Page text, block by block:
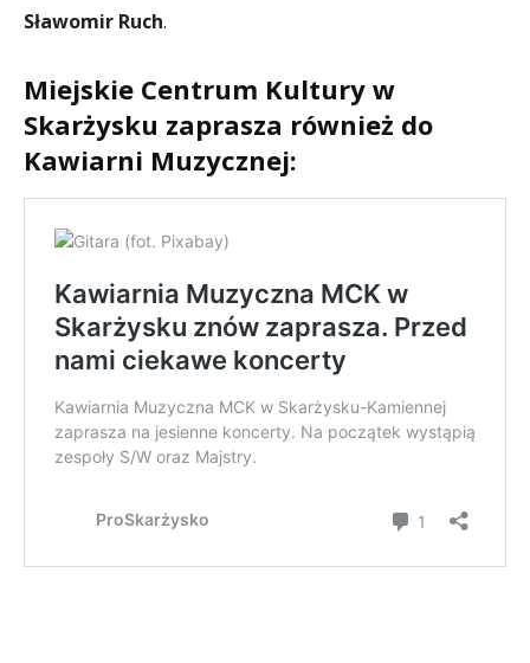
Sławomir Ruch.
Miejskie Centrum Kultury w
Skarżysku zaprasza również do
Kawiarni Muzycznej: